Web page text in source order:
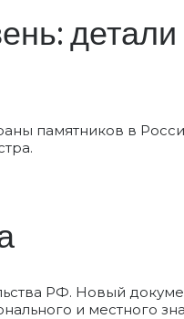
детали
памятников в
РФ. Новый
и местного